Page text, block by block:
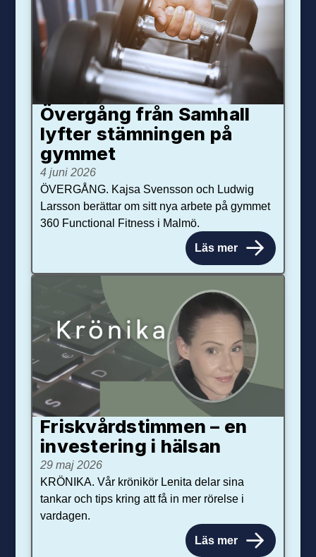
Övergång från Samhall
lyfter stämningen på
gymmet
4 juni 2026
ÖVERGÅNG. Kajsa Svensson och Ludwig
Larsson berättar om sitt nya arbete på gymmet
360 Functional Fitness i Malmö.
Läs mer
Friskvårdstimmen – en
investering i hälsan
29 maj 2026
KRÖNIKA. Vår krönikör Lenita delar sina
tankar och tips kring att få in mer rörelse i
vardagen.
Läs mer